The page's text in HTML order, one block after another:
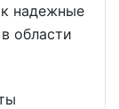
надежные
области